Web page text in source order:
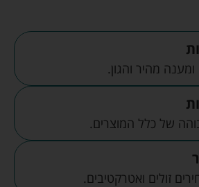
מהיר והגון.
של כלל המוצרים.
זולים ואטרקטיבים.